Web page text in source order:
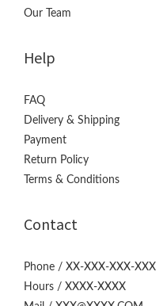
Our Team
Help
FAQ
Delivery & Shipping
Payment
Return Policy
Terms & Conditions
Contact
Phone / XX-XXX-XXX-XXX
Hours / XXXX-XXXX